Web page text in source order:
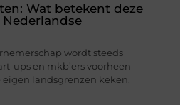
Wat betekent deze
wordt steeds
ups en mkb’ers voorheen
landsgrenzen keken,